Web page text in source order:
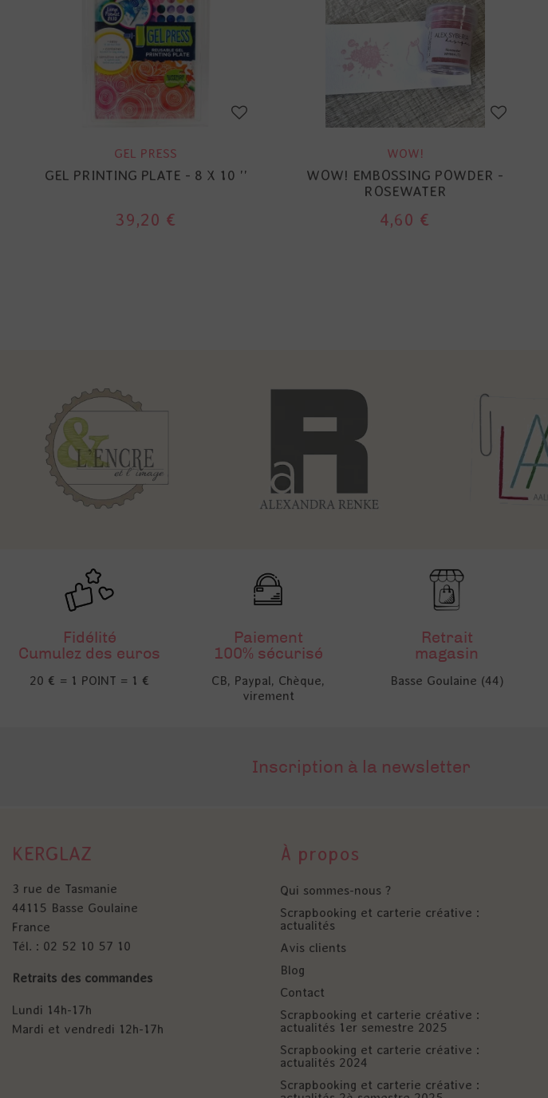
GEL PRESS
GEL PRINTING PLATE - 8 X 10 ''
39,20 €
WOW!
WOW! EMBOSSING POWDER -
ROSEWATER
4,60 €
Fidélité
Cumulez des euros
20 € = 1 POINT = 1 €
Paiement
100% sécurisé
CB, Paypal, Chèque,
virement
Retrait
magasin
Basse Goulaine (44)
Inscription à la newsletter
KERGLAZ
3 rue de Tasmanie
44115 Basse Goulaine
France
Tél. : 02 52 10 57 10
Retraits des commandes
Lundi 14h-17h
Mardi et vendredi 12h-17h
À propos
Qui sommes-nous ?
Scrapbooking et carterie créative :
actualités
Avis clients
Blog
Contact
Scrapbooking et carterie créative :
actualités 1er semestre 2025
Scrapbooking et carterie créative :
actualités 2024
Scrapbooking et carterie créative :